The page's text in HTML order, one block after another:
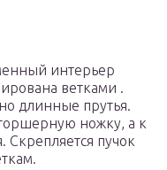
интерьер
ветками .
длинные прутья.
ножку, а к
Скрепляется пучок